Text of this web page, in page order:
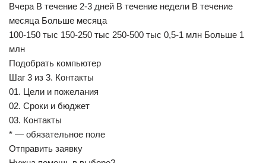
Вчера В течение 2-3 дней В течение недели В течение
месяца Больше месяца
100-150 тыс 150-250 тыс 250-500 тыс 0,5-1 млн Больше 1
млн
Подобрать компьютер
Шаг 3 из 3. Контакты
01. Цели и пожелания
02. Сроки и бюджет
03. Контакты
* — обязательное поле
Отправить заявку